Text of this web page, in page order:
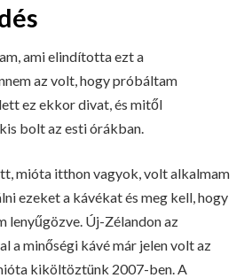
ami elindította ezt a
az volt, hogy próbáltam
ez ekkor divat, és mitől
bolt az esti órákban.
mióta itthon vagyok, volt alkalmam
ezeket a kávékat és meg kell, hogy
lenyűgözve. Új-Zélandon az
a minőségi kávé már jelen volt az
kiköltöztünk 2007-ben. A